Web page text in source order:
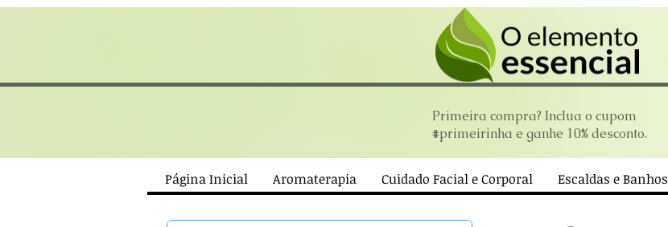
Primeira compra? Inclua o cupom
#primeirinha e ganhe 10% desconto.
Página Inicial Aromaterapia Cuidado Facial e Corporal Escaldas e Banhos